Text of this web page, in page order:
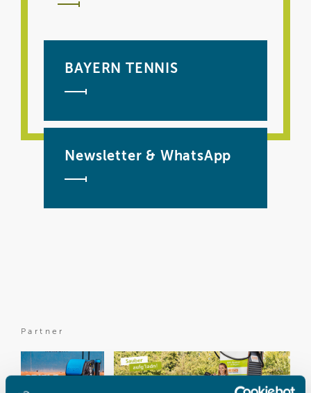
BAYERN TENNIS
Newsletter & WhatsApp
Partner